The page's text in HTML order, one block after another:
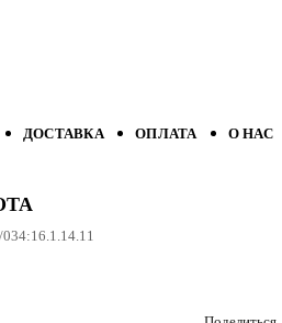
ДОСТАВКА ОПЛАТА О НАС